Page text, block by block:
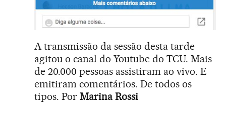
A transmissão da sessão desta tarde
agitou o canal do Youtube do TCU. Mais
de 20.000 pessoas assistiram ao vivo. E
emitiram comentários. De todos os
tipos. Por Marina Rossi